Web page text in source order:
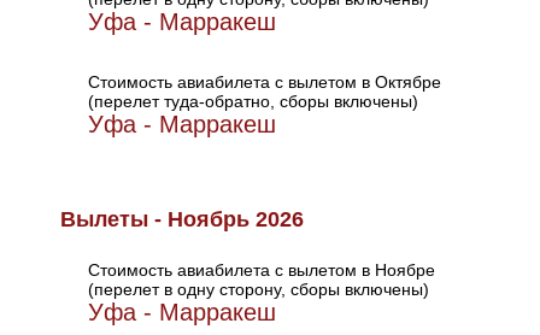
Уфа - Марракеш
Стоимость авиабилета с вылетом в Октябре
(перелет туда-обратно, сборы включены)
Уфа - Марракеш
Вылеты - Ноябрь 2026
Стоимость авиабилета с вылетом в Ноябре
(перелет в одну сторону, сборы включены)
Уфа - Марракеш